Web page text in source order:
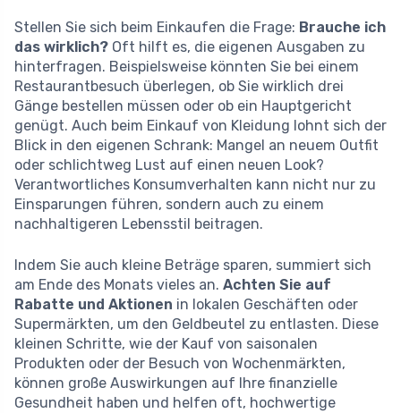
Stellen Sie sich beim Einkaufen die Frage: Brauche ich
das wirklich? Oft hilft es, die eigenen Ausgaben zu
hinterfragen. Beispielsweise könnten Sie bei einem
Restaurantbesuch überlegen, ob Sie wirklich drei
Gänge bestellen müssen oder ob ein Hauptgericht
genügt. Auch beim Einkauf von Kleidung lohnt sich der
Blick in den eigenen Schrank: Mangel an neuem Outfit
oder schlichtweg Lust auf einen neuen Look?
Verantwortliches Konsumverhalten kann nicht nur zu
Einsparungen führen, sondern auch zu einem
nachhaltigeren Lebensstil beitragen.
Indem Sie auch kleine Beträge sparen, summiert sich
am Ende des Monats vieles an. Achten Sie auf
Rabatte und Aktionen in lokalen Geschäften oder
Supermärkten, um den Geldbeutel zu entlasten. Diese
kleinen Schritte, wie der Kauf von saisonalen
Produkten oder der Besuch von Wochenmärkten,
können große Auswirkungen auf Ihre finanzielle
Gesundheit haben und helfen oft, hochwertige